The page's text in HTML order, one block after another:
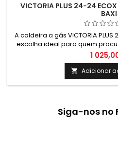
VICTORIA PLUS 24-24
BAXI
A caldeira a gás VICTORIA PLUS
escolha ideal para quem
climatização de espaços. Com
funcionamento sustentável e
um ambiente agradável
1
 Adicionar
Siga-nos no